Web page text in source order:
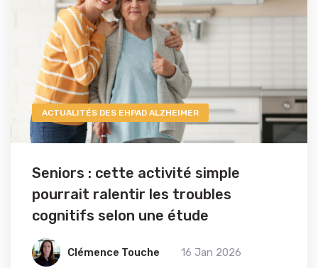
ACTUALITÉS DES EHPAD ALZHEIMER
Seniors : cette activité simple
pourrait ralentir les troubles
cognitifs selon une étude
Clémence Touche 16 Jan 2026